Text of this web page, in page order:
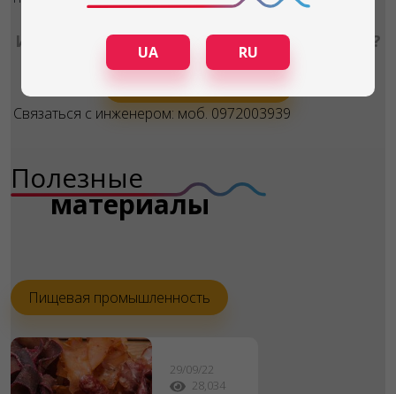
Интересует дополнительная информация?
Задать вопрос
Связаться с инженером: моб. 0972003939
Полезные
материалы
Пищевая промышленность
29/09/22
28,034
UA RU